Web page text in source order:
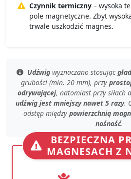
Czynnik termiczny – wysoka
pole magnetyczne. Zbyt
trwale uszkodzić magnes.
Udźwigwyznaczano stosując
grubości (min. 20 mm), przy
odrywającej, natomiast przy siłach
udźwig jest mniejszy nawet 5 razy.
odstępmiędzy powierzchnią
nośność.
BEZPIECZNA
MAGNESACH Z